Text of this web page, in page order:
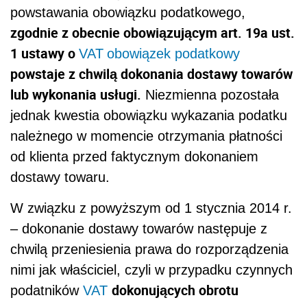
powstawania obowiązku podatkowego,
zgodnie z obecnie obowiązującym art. 19a ust.
1 ustawy o VAT obowiązek podatkowy
powstaje z chwilą dokonania dostawy towarów
lub wykonania usługi. Niezmienna pozostała
jednak kwestia obowiązku wykazania podatku
należnego w momencie otrzymania płatności
od klienta przed faktycznym dokonaniem
dostawy towaru.
W związku z powyższym od 1 stycznia 2014 r.
– dokonanie dostawy towarów następuje z
chwilą przeniesienia prawa do rozporządzenia
nimi jak właściciel, czyli w przypadku czynnych
podatników VAT dokonujących obrotu